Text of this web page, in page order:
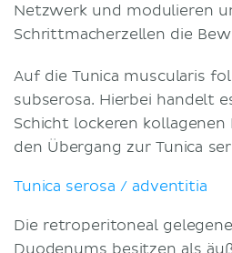
Netzwerk und modulieren
Schrittmacherzellen die
Auf die Tunica muscularis
subserosa. Hierbei handelt
Schicht lockeren kollagenen
den Übergang zur Tunica
Tunica serosa / adventitia
Die retroperitoneal
Duodenums besitzen als